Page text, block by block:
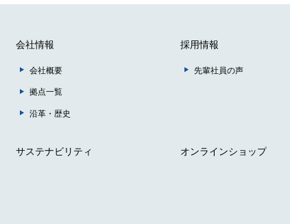
会社情報
会社概要
拠点一覧
沿革・歴史
採用情報
先輩社員の声
サステナビリティ オンラインショップ